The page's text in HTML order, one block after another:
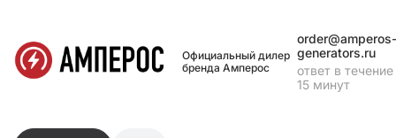
Официальный дилер
бренда Амперос
order@amperos-
generators.ru
ответ в течение
15 минут